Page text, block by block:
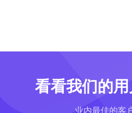
看看我们的
业内最佳的客